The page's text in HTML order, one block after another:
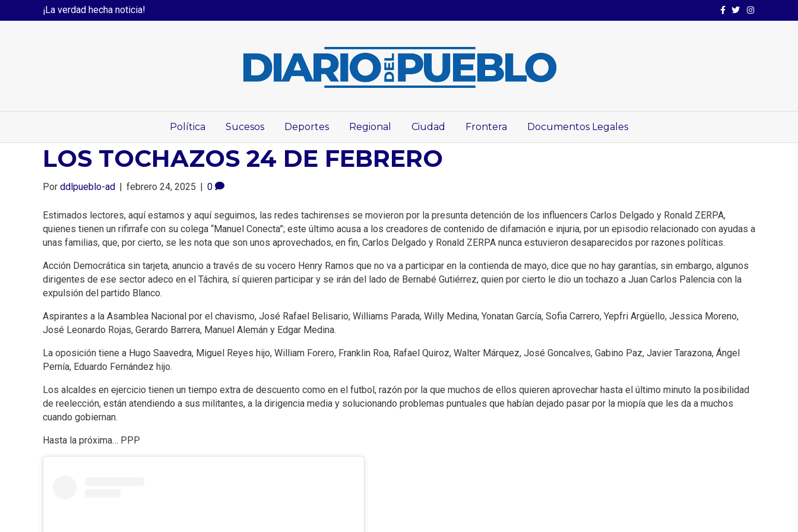
¡La verdad hecha noticia! Facebook
TwitterInstagram
Política Sucesos Deportes Regional Ciudad Frontera Documentos Legales
LOS TOCHAZOS 24 DE FEBRERO
Por ddlpueblo-ad febrero 24, 2025 0
Estimados lectores, aquí estamos y aquí seguimos, las redes tachirenses se movieron por la presunta detención de los influencers Carlos Delgado y Ronald ZERPA,
quienes tienen un rifirrafe con su colega “Manuel Conecta”; este último acusa a los creadores de contenido de difamación e injuria, por un episodio relacionado con ayudas a
unas familias, que, por cierto, se les nota que son unos aprovechados, en fin, Carlos Delgado y Ronald ZERPA nunca estuvieron desaparecidos por razones políticas.
Acción Democrática sin tarjeta, anuncio‌ a través de su vocero Henry Ramos que no va a participar en la contienda de mayo, dice que no hay garantías, sin embargo, algunos
dirigentes de ese sector adeco en el Táchira, sí quieren participar y se irán del lado de Bernabé Gutiérrez, quien por cierto le dio un tochazo a Juan Carlos Palencia con la
expulsión del partido Blanco.
Aspirantes a la Asamblea Nacional por el chavismo, José Rafael Belisario, Williams Parada, Willy Medina, Yonatan García, Sofia Carrero, Yepfri Argüello, Jessica Moreno,
José Leonardo Rojas, Gerardo Barrera, Manuel Alemán y Edgar Medina.
La oposición tiene a Hugo Saavedra, Miguel Reyes hijo, William Forero, Franklin Roa, Rafael Quiroz, Walter Márquez, José Goncalves, Gabino Paz, Javier Tarazona, Ángel
Pernía, Eduardo Fernández hijo.
Los alcaldes en ejercicio tienen un tiempo extra de descuento como en el futbol, razón por la que muchos de ellos quieren aprovechar hasta el último minuto la posibilidad
de reelección, están atendiendo a sus militantes, a la dirigencia media y solucionando problemas puntuales que habían dejado pasar por la miopía que les da a muchos
cuando gobiernan.
Hasta la próxima… PPP